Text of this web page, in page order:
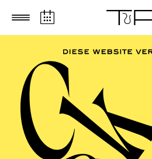
Zum Hauptinhalt springen Zum
FILTER
MAY